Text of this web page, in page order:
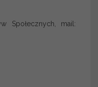
Społecznych, mail: